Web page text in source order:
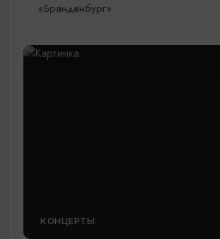
«Бранденбург»
КОНЦЕРТЫ